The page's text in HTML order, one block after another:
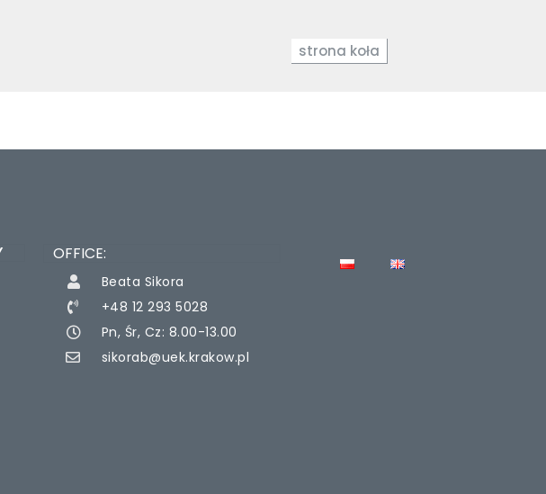
strona koła
OFFICE:
Beata Sikora
+48 12 293 5028
Pn, Śr, Cz: 8.00-13.00
sikorab@uek.krakow.pl